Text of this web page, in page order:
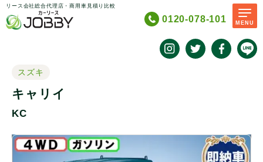
リース会社総合代理店・商用車見積り比較
0120-078-101 MENU
スズキ
キャリイ
KC